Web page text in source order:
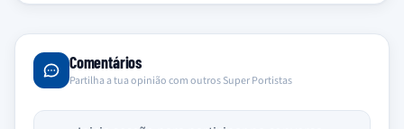
Comentários
Partilha a tua opinião com outros Super Portistas